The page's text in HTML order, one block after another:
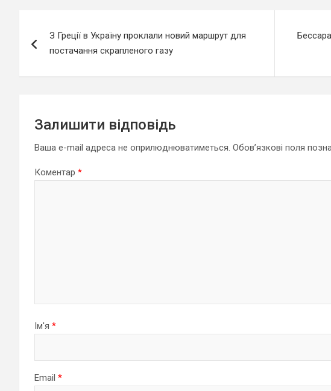
записів
З Греції в Україну проклали новий маршрут для
постачання скрапленого газу
Залишити відповідь
Ваша e-mail адреса не оприлюднюватиметься. Обов’язкові поля
Коментар *
Ім'я *
Email *